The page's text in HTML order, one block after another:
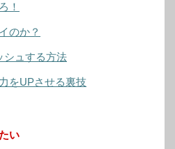
！
のか？
シュする方法
をUPさせる裏技
い